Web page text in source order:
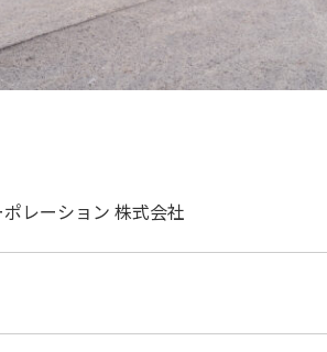
レーション 株式会社